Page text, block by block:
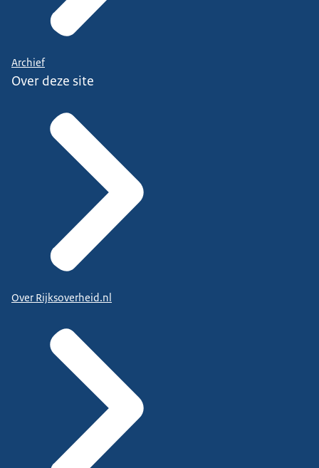
Archief
Over deze site
Over Rijksoverheid.nl